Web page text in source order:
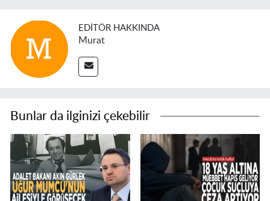
EDITÖR HAKKINDA
Murat
Bunlar da ilginizi çekebilir